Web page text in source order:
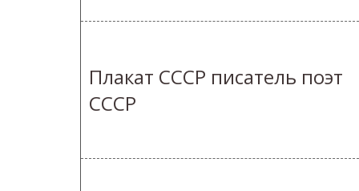
Плакат СССР писатель поэт
СССР